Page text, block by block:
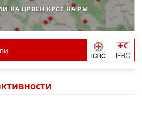
НА ЦРВЕН КРСТ НА РМ